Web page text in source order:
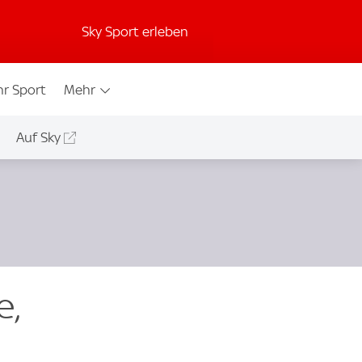
Sky Sport erleben
Sport Mehr
Auf Sky